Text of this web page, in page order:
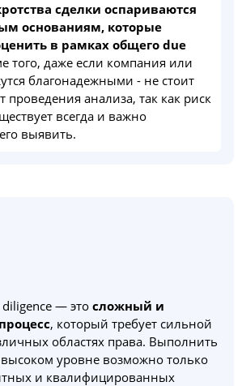
сделки оспариваются
основаниям, которые
в рамках общего due
того, даже если компания или
благонадежными - не стоит
проведения анализа, так как риск
всегда и важно
выявить.
— это сложный и
, который требует сильной
областях права. Выполнить
уровне возможно только
и квалифицированных